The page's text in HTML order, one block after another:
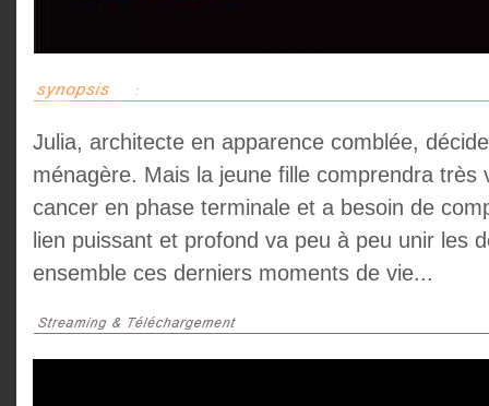
Julia, architecte en apparence comblée,
ménagère. Mais la jeune fille comprendra très
cancer en phase terminale et a besoin de
lien puissant et profond va peu à peu unir les
ensemble ces derniers moments de vie...